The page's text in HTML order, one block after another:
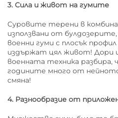
3. Сила и живот на гумите
Суровите терени в
използвани от
военни гуми с плосък
издържат цял живот! Дори
военната техника разбира,
годините много от
смяна!
4. Разнообразие от